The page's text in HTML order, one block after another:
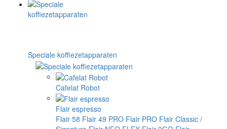
Speciale koffiezetapparaten
Cafelat Robot
Flair espresso
Flair 58 Flair 49 PRO Flair PRO Flair Classic /